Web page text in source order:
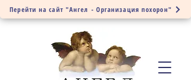
Перейти на сайт "Ангел - Организация похорон"